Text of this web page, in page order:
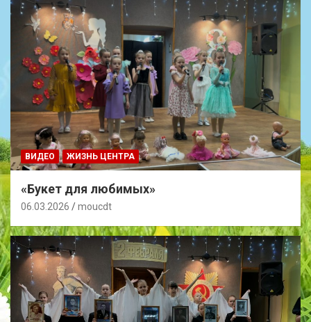
ВИДЕО ЖИЗНЬ ЦЕНТРА
«Букет для любимых»
06.03.2026 moucdt